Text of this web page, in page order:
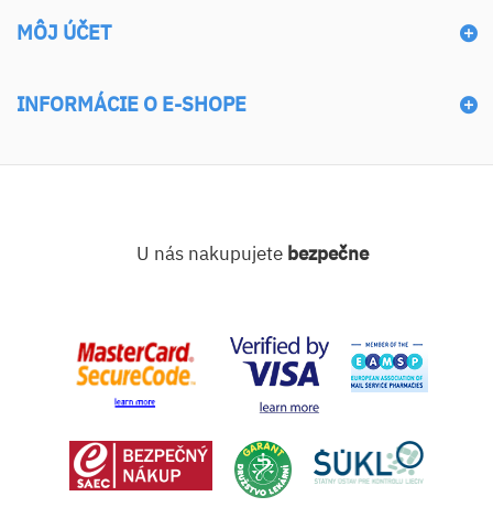
MÔJ ÚČET
INFORMÁCIE O E-SHOPE
U nás nakupujete bezpečne